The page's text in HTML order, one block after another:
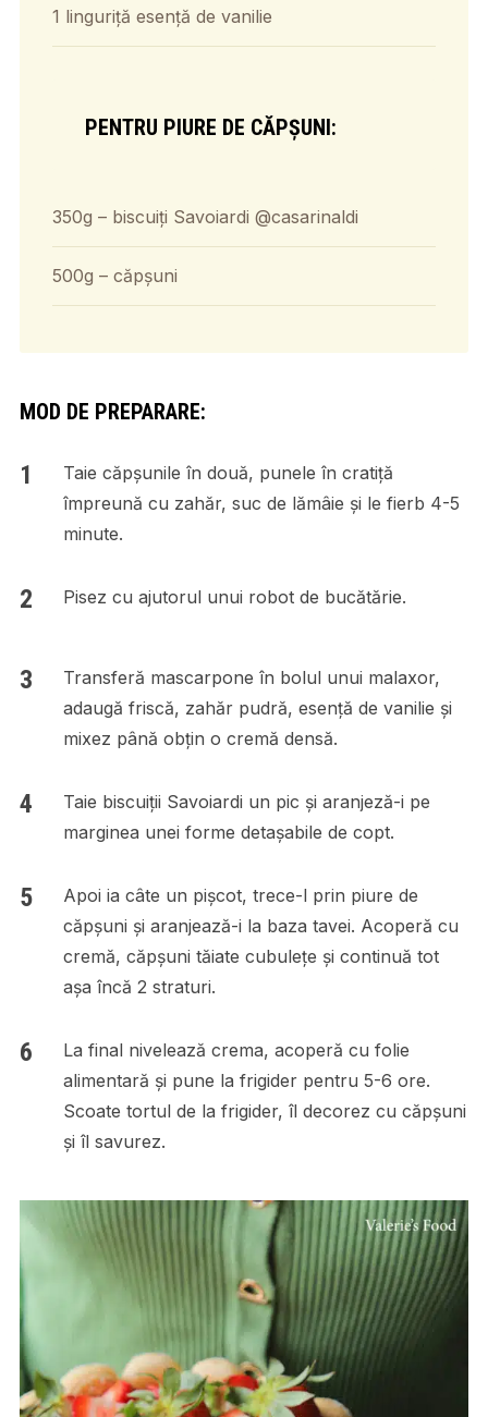
1 linguriță esență de vanilie
PENTRU PIURE DE CĂPȘUNI:
350g – biscuiți Savoiardi @casarinaldi
500g – căpșuni
MOD DE PREPARARE:
Taie căpșunile în două, punele în cratiță
împreună cu zahăr, suc de lămâie și le fierb 4-5
minute.
Pisez cu ajutorul unui robot de bucătărie.
Transferă mascarpone în bolul unui malaxor,
adaugă friscă, zahăr pudră, esență de vanilie și
mixez până obțin o cremă densă.
Taie biscuiții Savoiardi un pic și aranjeză-i pe
marginea unei forme detașabile de copt.
Apoi ia câte un pișcot, trece-l prin piure de
căpșuni și aranjează-i la baza tavei. Acoperă cu
cremă, căpșuni tăiate cubulețe și continuă tot
așa încă 2 straturi.
La final nivelează crema, acoperă cu folie
alimentară și pune la frigider pentru 5-6 ore.
Scoate tortul de la frigider, îl decorez cu căpșuni
și îl savurez.